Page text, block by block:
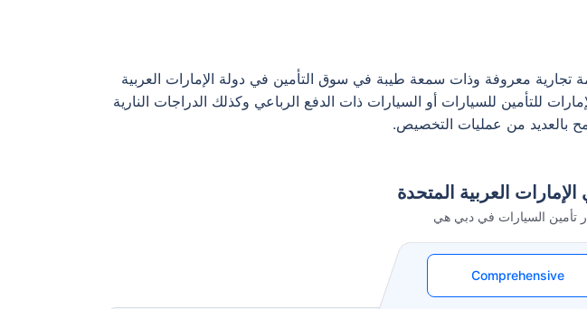
تأسست عام 1982. لقد تطورت لتصبح علامة تجارية معروفة وذات سمعة طيبة في سوق التأمين في دولة الإمارات العربية
شركة الإمارات للتأمين للسيارات أو السيارات ذات الدفع الرباعي وكذلك الدراجات النارية
بالعديد من عمليات التخصيص.
العربية المتحدة
Comprehensive